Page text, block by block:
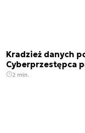
Kradzież danych
Cyberprzestępca
2 min.